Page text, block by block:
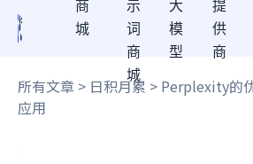
商
城
示
词
商
城
大
模
型
提
供
商
所有文章 > 日积月累 > Perplexity的
应用